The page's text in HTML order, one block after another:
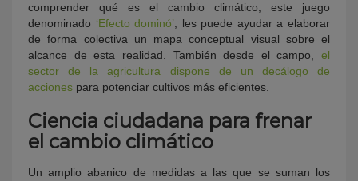
comprender qué es el cambio climático, este juego
denominado ‘Efecto dominó’, les puede ayudar a elaborar
de forma colectiva un mapa conceptual visual sobre el
alcance de esta realidad. También desde el campo, el
sector de la agricultura dispone de un decálogo de
acciones para potenciar cultivos más eficientes.
Ciencia ciudadana para frenar
el cambio climático
Un amplio abanico de medidas a las que se suman los